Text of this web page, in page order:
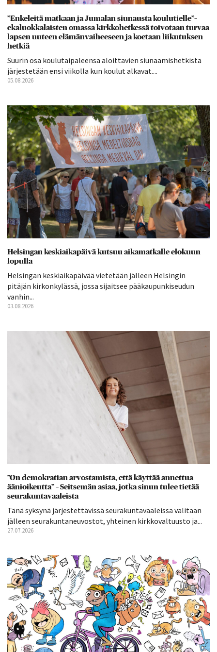
”Enkeleitä matkaan ja Jumalan siunausta koulutielle”–
ekaluokkalaisten omassa kirkkohetkessä toivotaan turvaa
lapsen uuteen elämänvaiheeseen ja koetaan liikutuksen
hetkiä
Suurin osa koulutaipaleensa aloittavien siunaamishetkistä
järjestetään ensi viikolla kun koulut alkavat....
05.08.2026
Helsingan keskiaikapäivä kutsuu aikamatkalle elokuun
lopulla
Helsingan keskiaikapäivää vietetään jälleen Helsingin
pitäjän kirkonkylässä, jossa sijaitsee pääkaupunkiseudun
vanhin...
03.08.2026
”On demokratian arvostamista, että käyttää annettua
äänioikeutta” – Seitsemän asiaa, jotka sinun tulee tietää
seurakuntavaaleista
Tänä syksynä järjestettävissä seurakuntavaaleissa valitaan
jälleen seurakuntaneuvostot, yhteinen kirkkovaltuusto ja...
27.07.2026